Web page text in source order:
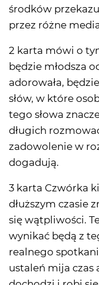
środków
przez różne
2 karta mówi o
będzie młodsza
adorowała,
słów, w które
tego słowa
długich
zadowolenie w
dogadują.
3 karta Czwórka
dłuższym czasie
się wątpliwości.
wynikać będą z
realnego
ustaleń mija czas